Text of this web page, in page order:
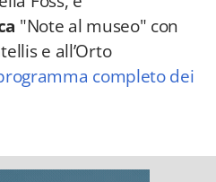
"Note al museo" con
e all’Orto
completo dei